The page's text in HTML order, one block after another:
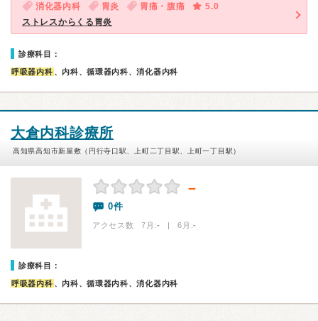
消化器内科 胃炎 胃痛・腹痛
5.0
ストレスからくる胃炎
診療科目：
呼吸器内科 、内科、循環器内科、消化器内科
大倉内科診療所
高知県高知市新屋敷（円行寺口駅、上町二丁目駅、上町一丁目駅）
－
0件
アクセス数 7月:- | 6月:-
診療科目：
呼吸器内科 、内科、循環器内科、消化器内科